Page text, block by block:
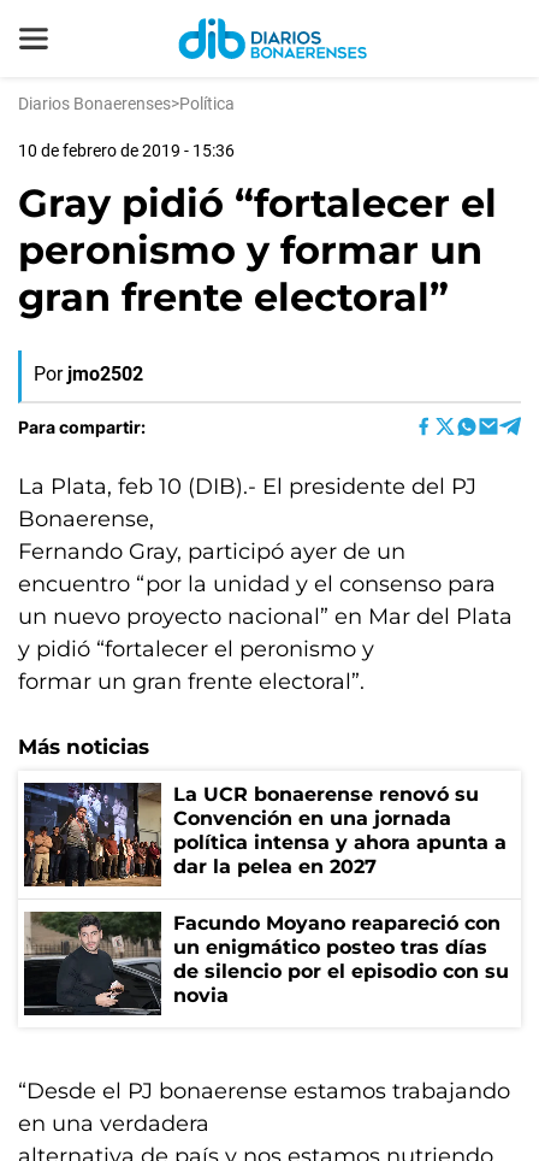
Diarios Bonaerenses>Política
10 de febrero de 2019 - 15:36
Gray pidió “fortalecer el
peronismo y formar un
gran frente electoral”
Por jmo2502
Para compartir:
La Plata, feb 10 (DIB).- El presidente del PJ
Bonaerense,
Fernando Gray, participó ayer de un
encuentro “por la unidad y el consenso para
un nuevo proyecto nacional” en Mar del Plata
y pidió “fortalecer el peronismo y
formar un gran frente electoral”.
Más noticias
La UCR bonaerense renovó su
Convención en una jornada
política intensa y ahora apunta a
dar la pelea en 2027
Facundo Moyano reapareció con
un enigmático posteo tras días
de silencio por el episodio con su
novia
“Desde el PJ bonaerense estamos trabajando
en una verdadera